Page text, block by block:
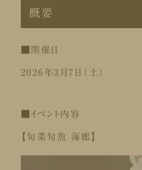
概要
■開催日
2026年3月7日（土）
■イベント内容
【旬菜旬魚 海廊】